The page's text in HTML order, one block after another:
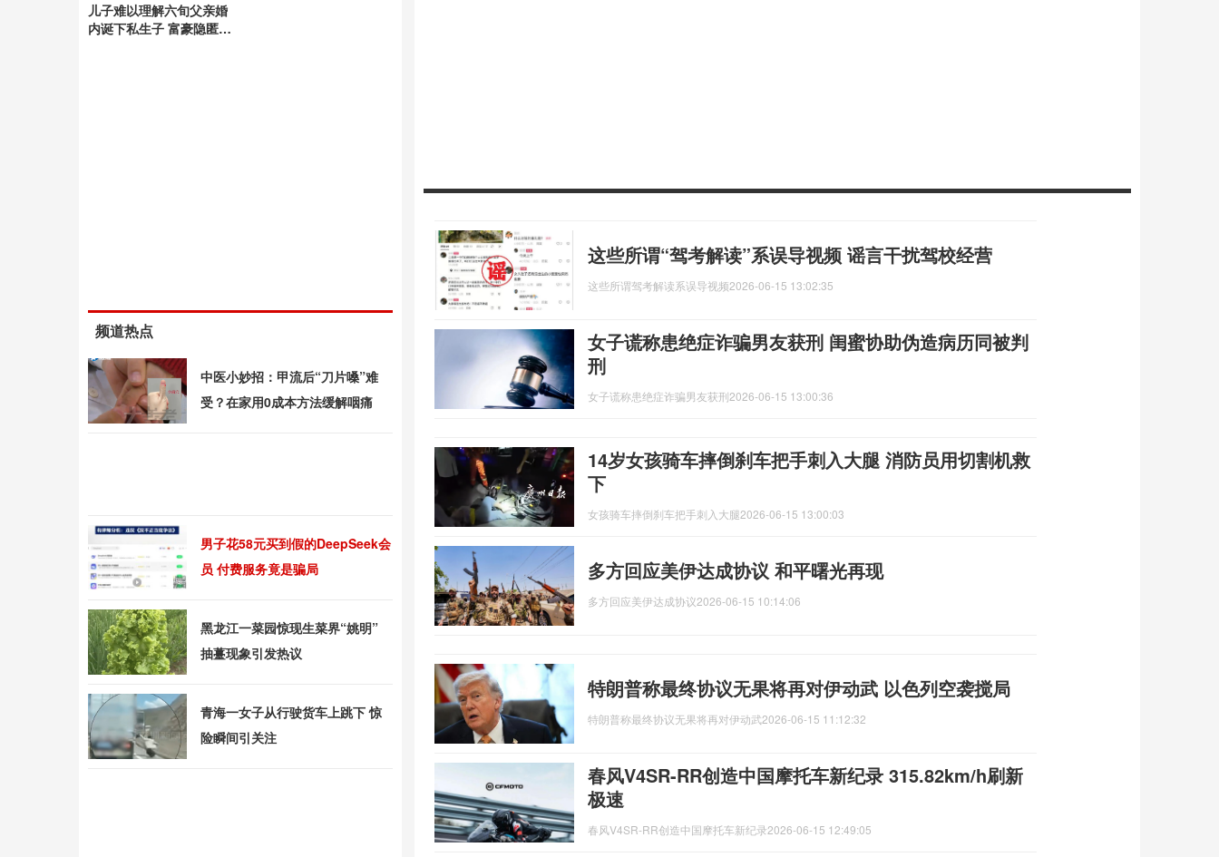
这些所谓“驾考解读”系误导视频 谣言干扰驾校经营
这些所谓驾考解读系误导视频2026-06-15 13:02:35
女子谎称患绝症诈骗男友获刑 闺蜜协助伪造病历同被判
刑
女子谎称患绝症诈骗男友获刑2026-06-15 13:00:36
14岁女孩骑车摔倒刹车把手刺入大腿 消防员用切割机救
下
女孩骑车摔倒刹车把手刺入大腿2026-06-15 13:00:03
多方回应美伊达成协议 和平曙光再现
多方回应美伊达成协议2026-06-15 10:14:06
特朗普称最终协议无果将再对伊动武 以色列空袭搅局
特朗普称最终协议无果将再对伊动武2026-06-15 11:12:32
春风V4SR-RR创造中国摩托车新纪录 315.82km/h刷新
极速
春风V4SR-RR创造中国摩托车新纪录2026-06-15 12:49:05
儿子难以理解六旬父亲婚
内诞下私生子 富豪隐匿财
频道热点
中医小妙招：甲流后“刀片嗓”难
受？在家用0成本方法缓解咽痛
男子花58元买到假的DeepSeek会
员 付费服务竟是骗局
黑龙江一菜园惊现生菜界“姚明”
抽薹现象引发热议
青海一女子从行驶货车上跳下 惊
险瞬间引关注